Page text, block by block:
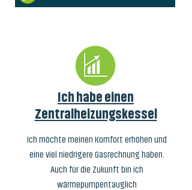
Ich habe einen
Zentralheizungskessel
Ich möchte meinen Komfort erhöhen und
eine viel niedrigere Gasrechnung haben.
Auch für die Zukunft bin ich
wärmepumpentauglich